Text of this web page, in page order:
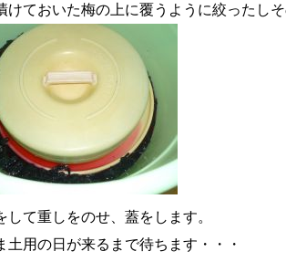
けておいた梅の上に覆うように絞ったし
して重しをのせ、蓋をします。
土用の日が来るまで待ちます・・・